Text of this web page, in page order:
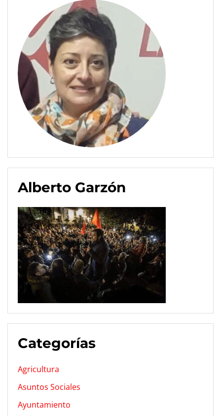
Alberto Garzón
Categorías
Agricultura
Asuntos Sociales
Ayuntamiento